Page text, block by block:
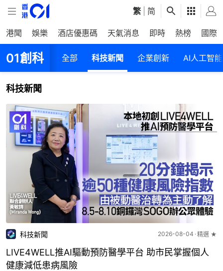
繁 简
港聞 娛樂 酒店優惠碼 天氣消息 即時 熱榜 國際
01創科 全部 科技新聞 企業創新 AI人工智能
科技新聞
科技新聞 2026-08-04 精選 ★
LIVE4WELL推AI驅動預防醫學平台 助市民掌握個人
健康減低患病風險